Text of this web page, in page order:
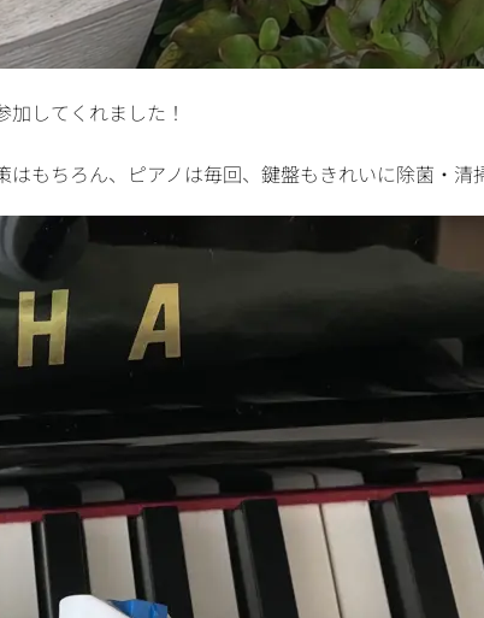
してくれました！
もちろん、ピアノは毎回、鍵盤もきれいに除菌・清